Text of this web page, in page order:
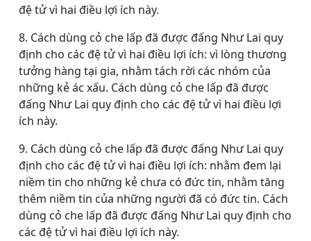
đệ tử vì hai điều lợi ích này.
8. Cách dùng cỏ che lấp đã được đấng Như Lai quy
định cho các đệ tử vì hai điều lợi ích: vì lòng thương
tưởng hàng tại gia, nhằm tách rời các nhóm của
những kẻ ác xấu. Cách dùng cỏ che lấp đã được
đấng Như Lai quy định cho các đệ tử vì hai điều lợi
ích này.
9. Cách dùng cỏ che lấp đã được đấng Như Lai quy
định cho các đệ tử vì hai điều lợi ích: nhằm đem lại
niềm tin cho những kẻ chưa có đức tin, nhằm tăng
thêm niềm tin của những người đã có đức tin. Cách
dùng cỏ che lấp đã được đấng Như Lai quy định cho
các đệ tử vì hai điều lợi ích này.